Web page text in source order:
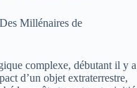
Millénaires de
complexe, débutant il y a
d’un objet extraterrestre,